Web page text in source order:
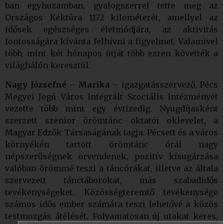
ban egyhuzamban, gyalogszerrel tette meg az
Országos Kéktúra 1172 kilométerét, amellyel az
idősek egészséges életmódjára, az aktivitás
fontosságára kívánta felhívni a figyelmet. Valamivel
több, mint két hónapos útját több ezren követték a
világhálón keresztül.
Nagy Józsefné – Marika – igazgatásszervező, Pécs
Megyei Jogú Város Integrált Szociális Intézményét
vezette több mint egy évtizedig. Nyugdíjasként
szerzett szenior örömtánc oktatói oklevelet, a
Magyar Edzők Társaságának tagja. Pécsett és a város
környékén tartott örömtánc órái nagy
népszerűségnek örvendenek, pozitív kisugárzása
valóban örömmé teszi a táncórákat, illetve az általa
szervezett tánctáborokat, más szabadidős
tevékenységeket. Közösségteremtő tevékenysége
számos idős ember számára teszi lehetővé a közös
testmozgás átélését. Folyamatosan új utakat keres,